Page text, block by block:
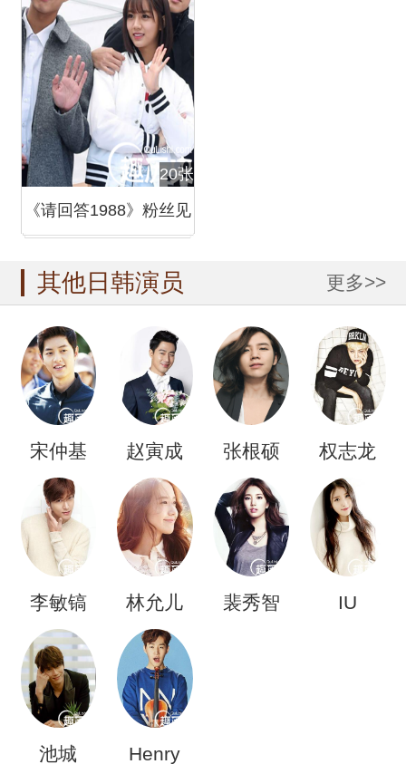
20张
《请回答1988》粉丝见
【组图】
其他日韩演员 更多>>
宋仲基 赵寅成 张根硕 权志龙
李敏镐 林允儿 裴秀智 IU
池城 Henry